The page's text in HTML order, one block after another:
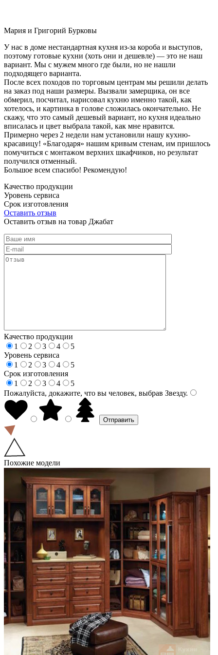
Мария и Григорий Бурковы
У нас в доме нестандартная кухня из-за короба и выступов,
поэтому готовые кухни (хоть они и дешевле) — это не наш
вариант. Мы с мужем много где были, но не нашли
подходящего варианта.
После всех походов по торговым центрам мы решили делать
на заказ под наши размеры. Вызвали замерщика, он все
обмерил, посчитал, нарисовал кухню именно такой, как
хотелось, и картинка в голове сложилась окончательно. Не
скажу, что это самый дешевый вариант, но кухня идеально
вписалась и цвет выбрала такой, как мне нравится.
Примерно через 2 недели нам установили нашу кухню-
красавицу! «Благодаря» нашим кривым стенам, им пришлось
помучиться с монтажом верхних шкафчиков, но результат
получился отменный.
Большое всем спасибо! Рекомендую!
Качество продукции
Уровень сервиса
Срок изготовления
Оставить отзыв
Оставить отзыв на товар Джабат
Качество продукции
1
2 3 4
5
Уровень сервиса
1
2 3 4
5
Срок изготовления
1
2 3 4
5
Пожалуйста, докажите, что вы человек, выбрав Звезду.
Похожие модели